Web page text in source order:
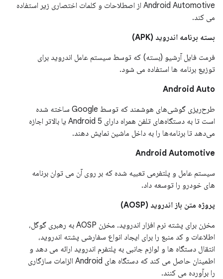
Android Automotive از اصطلاحات و کلمات اختصاری زیر استفاده
می کند.
بسته برنامه اندروید (APK)
فرمت فایل آرشیو (بسته) که توسط سیستم عامل اندروید برای
توزیع برنامه ها استفاده می شود.
Android Auto
طرح‌ریزی گوشی‌های هوشمند که توسط Google ساخته شده
است تا به دستگاه‌های تلفن همراه دارای Android 5 یا بالاتر اجازه
می‌دهد تا برنامه‌ها را به داخل ماشین نمایش دهند.
Android Automotive
سیستم عامل و پلتفرمی تعبیه شده که بر روی آن می توان برنامه
های خودرو را توسعه داد.
پروژه متن باز اندروید (AOSP)
مخزن برای پشته نرم افزار اندروید. مخزن AOSP به رهبری گوگل،
اطلاعات و کد منبع را برای ایجاد انواع سفارشی پشته اندروید،
انتقال دستگاه ها و لوازم جانبی به پلتفرم اندروید ارائه می دهد و
اطمینان حاصل می کند که دستگاه های Android الزامات سازگاری
را برآورده می کنند.